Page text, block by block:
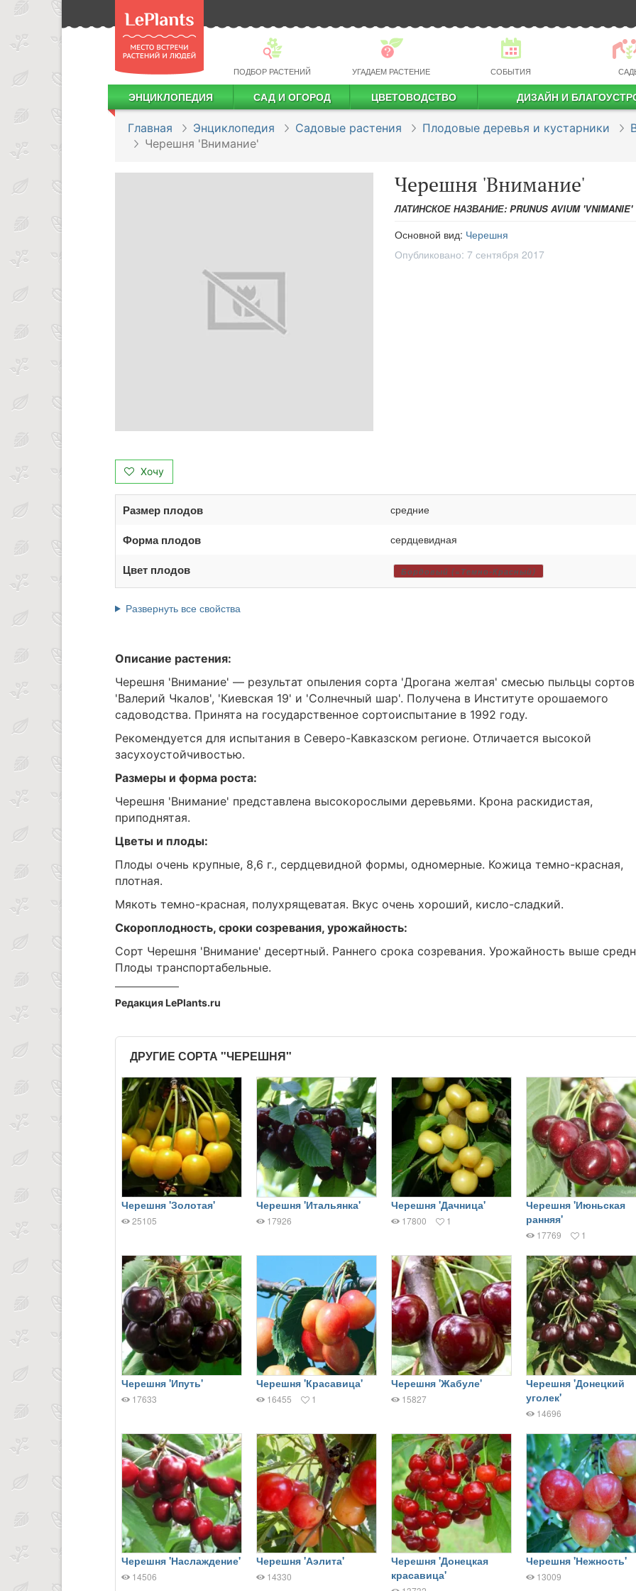
ПОДБОР РАСТЕНИЙ УГАДАЕМ РАСТЕНИЕ СОБЫТИЯ
ЭНЦИКЛОПЕДИЯ САД И ОГОРОД ЦВЕТОВОДСТВО ДИЗАЙН И
Главная Энциклопедия Садовые растения Плодовые деревья и кустарники
Черешня 'Внимание'
Черешня 'Внимание'
ЛАТИНСКОЕ НАЗВАНИЕ: PRUNUS AVIUM 'VNIMANIE'
Основной вид: Черешня
Опубликовано: 7 сентября 2017
Хочу
Размер плодов средние
Форма плодов сердцевидная
Цвет плодов Бордовый (=Темно-Красный)
Развернуть все свойства
Описание растения:
Черешня 'Внимание' — результат опыления сорта 'Дрогана желтая' смесью пыльцы сортов
'Валерий Чкалов', 'Киевская 19' и 'Солнечный шар'. Получена в Институте орошаемого
садоводства. Принята на государственное сортоиспытание в 1992 году.
Рекомендуется для испытания в Северо-Кавказском регионе. Отличается высокой
засухоустойчивостью.
Размеры и форма роста:
Черешня 'Внимание' представлена высокорослыми деревьями. Крона раскидистая,
приподнятая.
Цветы и плоды:
Плоды очень крупные, 8,6 г., сердцевидной формы, одномерные. Кожица темно-красная,
плотная.
Мякоть темно-красная, полухрящеватая. Вкус очень хороший, кисло-сладкий.
Скороплодность, сроки созревания, урожайность:
Сорт Черешня 'Внимание' десертный. Раннего срока созревания. Урожайность выше
Плоды транспортабельные.
Редакция LePlants.ru
ДРУГИЕ СОРТА "ЧЕРЕШНЯ"
Черешня 'Золотая'
25105
Черешня 'Итальянка'
17926
Черешня 'Дачница'
17800 1
Черешня 'Июньская
ранняя'
17769 1
Черешня 'Ипуть'
17633
Черешня 'Красавица'
16455 1
Черешня 'Жабуле'
15827
Черешня 'Донецкий
уголек'
14696
Черешня 'Наслаждение'
14506
Черешня 'Аэлита'
14330
Черешня 'Донецкая
красавица'
Черешня 'Нежность'
13009